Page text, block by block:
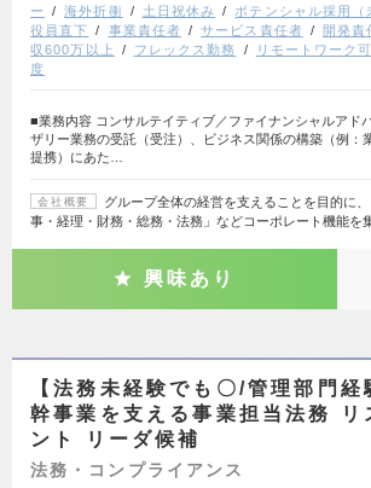
ー
海外折衝 土日祝休み ポテンシャル採用（
役員直下
事業責任者 サービス責任者 開発責
収600万以上
フレックス勤務 リモートワーク
度
■業務内容 コンサルテイティブ／ファイナンシャルアド
ザリー業務の受託（受注）、ビジネス関係の構築（例：
提携）にあた…
会社概要
グループ全体の経営を支えることを目的に
事・経理・財務・総務・法務」などコーポレート機能を
興味あり
【法務未経験でも〇/管理部門経
幹事業を支える事業担当法務 リ
ント リーダ候補
法務・コンプライアンス